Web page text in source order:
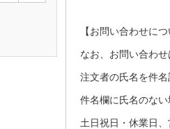
【お問い合わせにつ
なお、お問い合わ
注文者の氏名を件名
件名欄に氏名のない
土日祝日・休業日、